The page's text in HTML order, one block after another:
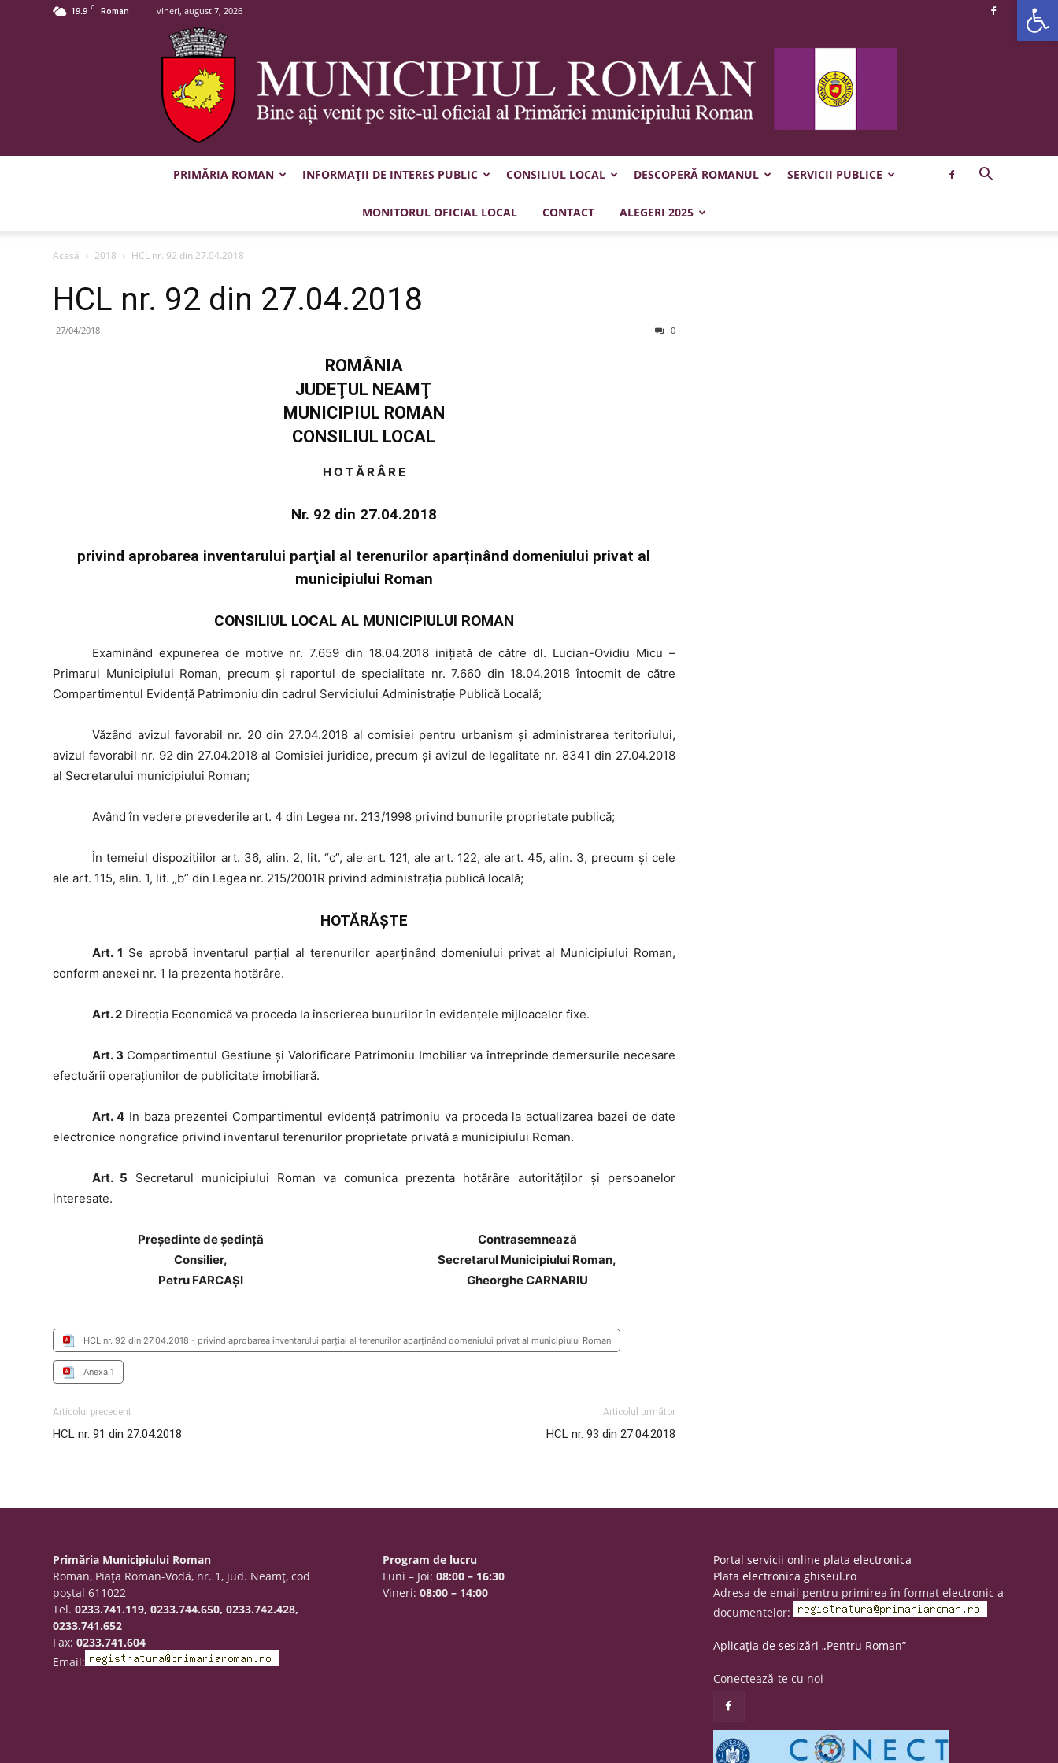
19.9 C Roman vineri, august 7, 2026
Municipiul
PRIMĂRIA ROMAN INFORMAȚII DE INTERES PUBLIC CONSILIUL LOCAL DESCOPERĂ ROMANUL SERVICII PUBLICE
MONITORUL OFICIAL LOCAL CONTACT ALEGERI 2025
Acasă 2018 HCL nr. 92 din 27.04.2018
HCL nr. 92 din 27.04.2018
27/04/2018 0
ROMÂNIA
JUDEŢUL NEAMŢ
MUNICIPIUL ROMAN
CONSILIUL LOCAL
H O T Ă R Â R E
Nr. 92 din 27.04.2018
privind aprobarea inventarului parţial al terenurilor aparținând domeniului privat al
municipiului Roman
CONSILIUL LOCAL AL MUNICIPIULUI ROMAN
Examinând expunerea de motive nr. 7.659 din 18.04.2018 iniţiată de către dl. Lucian-Ovidiu Micu –
Primarul Municipiului Roman, precum şi raportul de specialitate nr. 7.660 din 18.04.2018 întocmit de către
Compartimentul Evidenţă Patrimoniu din cadrul Serviciului Administraţie Publică Locală;
Văzând avizul favorabil nr. 20 din 27.04.2018 al comisiei pentru urbanism și administrarea teritoriului,
avizul favorabil nr. 92 din 27.04.2018 al Comisiei juridice, precum şi avizul de legalitate nr. 8341 din 27.04.2018
al Secretarului municipiului Roman;
Având în vedere prevederile art. 4 din Legea nr. 213/1998 privind bunurile proprietate publică;
În temeiul dispoziţiilor art. 36, alin. 2, lit. “c”, ale art. 121, ale art. 122, ale art. 45, alin. 3, precum şi cele
ale art. 115, alin. 1, lit. „b” din Legea nr. 215/2001R privind administraţia publică locală;
HOTĂRĂŞTE
Art. 1 Se aprobă inventarul parţial al terenurilor aparţinând domeniului privat al Municipiului Roman,
conform anexei nr. 1 la prezenta hotărâre.
Art. 2 Direcţia Economică va proceda la înscrierea bunurilor în evidenţele mijloacelor fixe.
Art. 3 Compartimentul Gestiune şi Valorificare Patrimoniu Imobiliar va întreprinde demersurile necesare
efectuării operaţiunilor de publicitate imobiliară.
Art. 4 In baza prezentei Compartimentul evidenţă patrimoniu va proceda la actualizarea bazei de date
electronice nongrafice privind inventarul terenurilor proprietate privată a municipiului Roman.
Art. 5 Secretarul municipiului Roman va comunica prezenta hotărâre autorităţilor şi persoanelor
interesate.
Preşedinte de şedinţă
Consilier,
Petru FARCAȘI
Contrasemnează
Secretarul Municipiului Roman,
Gheorghe CARNARIU
HCL nr. 92 din 27.04.2018 - privind aprobarea inventarului parţial al terenurilor aparținând domeniului privat al municipiului Roman
Anexa 1
Articolul precedent
HCL nr. 91 din 27.04.2018
Articolul următor
HCL nr. 93 din 27.04.2018
Primăria Municipiului Roman
Roman, Piaţa Roman-Vodă, nr. 1, jud. Neamţ, cod
poştal 611022
Tel.0233.741.119, 0233.744.650, 0233.742.428,
0233.741.652
Fax:0233.741.604
Email:
Program de lucru
Luni – Joi:08:00 – 16:30
Vineri:08:00 – 14:00
Portal servicii online plata electronica
Plata electronica ghiseul.ro
Adresa de email pentru primirea în format electronic a
documentelor:
Aplicația de sesizări „Pentru Roman”
Conectează-te cu noi